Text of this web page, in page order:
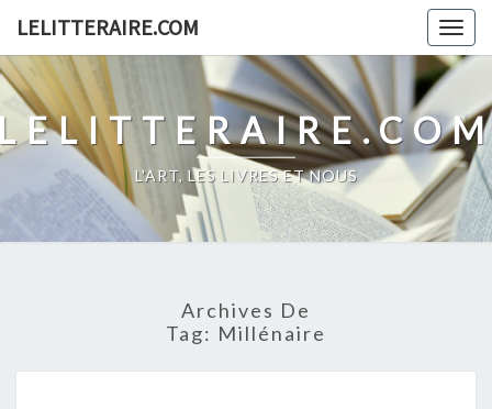
content
LELITTERAIRE.COM
L'ART, LES LIVRES ET NOUS
Archives De
Tag: Millénaire